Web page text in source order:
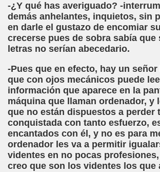
-¿Y qué has averiguado? -
demás anhelantes, inquietos, sin
en darle el gustazo de encomiar
crecerse pues de sobra sabía que
letras no serían abecedario.
-Pues que en efecto, hay un
que con ojos mecánicos puede
información que aparece en la
máquina que llaman ordenador, y
que no están dispuestos a perder
conquistada con tanto esfuerzo,
encantados con él, y no es para
ordenador les va a permitir
videntes en no pocas
creo que son los videntes los que
Paz)
Figueroa)
las Oposiciones (Elena Rodrigo)
(Luis Eduardo Martínez)
de la Educación Especial de
Mi Vida (Teresa Bornez Abascal)
Pérez)